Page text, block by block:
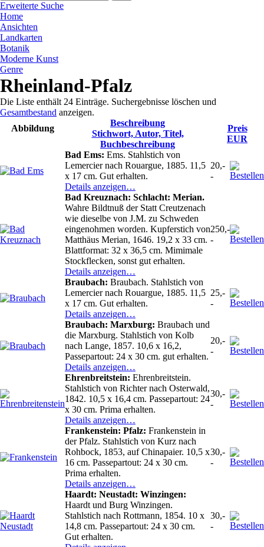
Erweiterte Suche
Home
Ansichten
Landkarten
Botanik
Moderne Kunst
Genre
Rheinland-Pfalz
Die Liste enthält 24 Einträge. Suchergebnisse löschen und
Gesamtbestand anzeigen.
Abbildung
Beschreibung
Stichwort, Autor, Titel,
Buchbeschreibung
Preis
EUR
Bad Ems: Ems. Stahlstich von
Lemercier nach Rouargue, 1885. 11,5
x 17 cm. Gut erhalten.
Details anzeigen…
20,-
-
Bad Kreuznach: Schlacht: Merian.
Wahre Bildtnuß der Statt Creutzenach
wie dieselbe von J.M. zu Schweden
eingenohmen worden. Kupferstich von
Matthäus Merian, 1646. 19,2 x 33 cm.
Blattformat: 32 x 36,5 cm. Mimimale
Stockflecken, sonst gut erhalten.
Details anzeigen…
250,-
-
Braubach: Braubach. Stahlstich von
Lemercier nach Rouargue, 1885. 11,5
x 17 cm. Gut erhalten.
Details anzeigen…
25,-
-
Braubach: Marxburg: Braubach und
die Marxburg. Stahlstich von Kolb
nach Lange, 1857. 10,6 x 16,2,
Passepartout: 24 x 30 cm. gut erhalten.
Details anzeigen…
20,-
-
Ehrenbreitstein: Ehrenbreitstein.
Stahlstich von Richter nach Osterwald,
1842. 10,5 x 16,4 cm. Passepartout: 24
x 30 cm. Prima erhalten.
Details anzeigen…
30,-
-
Frankenstein: Pfalz: Frankenstein in
der Pfalz. Stahlstich von Kurz nach
Rohbock, 1853, auf Chinapaier. 10,5 x
16 cm. Passepartout: 24 x 30 cm.
Prima erhalten.
Details anzeigen…
30,-
-
Haardt: Neustadt: Winzingen:
Haardt und Burg Winzingen.
Stahlstich nach Rottmann, 1854. 10 x
14,8 cm. Passepartout: 24 x 30 cm.
Gut erhalten.
30,-
-